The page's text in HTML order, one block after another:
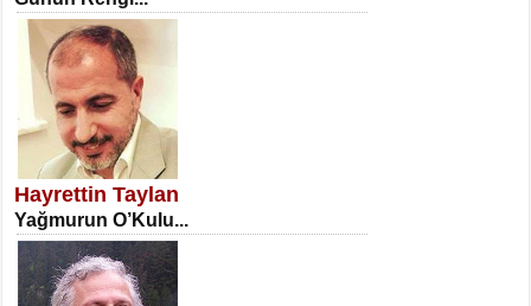
NECLA DİLEK ARSLAN
Öğretmenler Günü Mahkemesi...
Hayrettin Taylan
Yağmurun O’Kulu...